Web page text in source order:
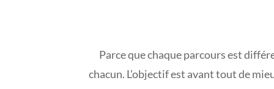
Parce que chaque parcours est
chacun. L’objectif est avant tout de